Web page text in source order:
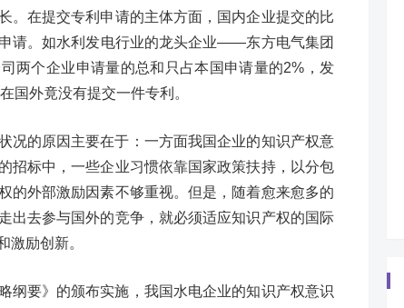
。在提交专利申请的主体方面，国内企业提交的比
请。如水利发电行业的龙头企业——东方电气集团
两个企业申请量的总和只占本国申请量的2%，发
国外竟没有提交一件专利。
况的原因主要在于：一方面我国企业的知识产权意
招标中，一些企业习惯依靠国家政策扶持，以分包
的外部激励因素不够重视。但是，随着愈来愈多的
出去参与国外的竞争，就必须适应知识产权的国际
激励创新。
纲要》的颁布实施，我国水电企业的知识产权意识